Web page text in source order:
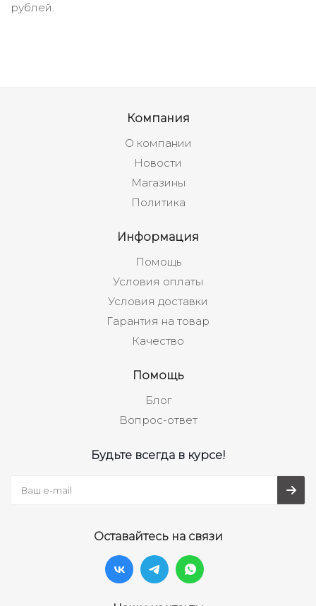
рублей.
Компания
О компании
Новости
Магазины
Политика
Информация
Помощь
Условия оплаты
Условия доставки
Гарантия на товар
Качество
Помощь
Блог
Вопрос-ответ
Будьте всегда в курсе!
Оставайтесь на связи